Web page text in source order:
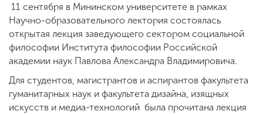
11 сентября в Мининском университете в рамках
Научно-образовательного лектория состоялась
открытая лекция заведующего сектором социальной
философии Института философии Российской
академии наук Павлова Александра Владимировича.
Для студентов, магистрантов и аспирантов факультета
гуманитарных наук и факультета дизайна, изящных
искусств и медиа-технологий была прочитана лекция